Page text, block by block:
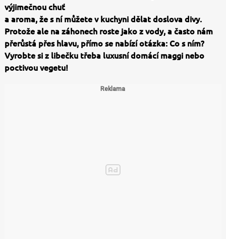
výjimečnou chuť
a aroma, že s ní můžete v kuchyni dělat doslova divy.
Protože ale na záhonech roste jako z vody, a často nám
přerůstá přes hlavu, přímo se nabízí otázka: Co s ním?
Vyrobte si z libečku třeba luxusní domácí maggi nebo
poctivou vegetu!